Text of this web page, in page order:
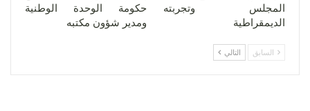
المجلس وتجربته
الديمقراطية
حكومة الوحدة الوطنية
ومدير شؤون مكتبه
السابق التالي